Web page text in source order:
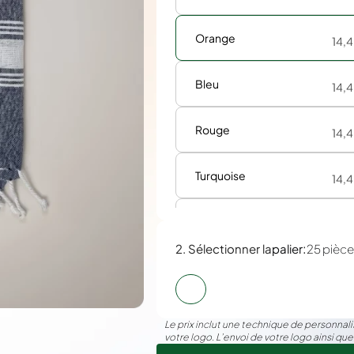
Orange
Bleu
Rouge
Turquoise
2. Sélectionner lapalier:25
Le prix inclut une technique de
votre logo. L’envoi de votre logo ainsi